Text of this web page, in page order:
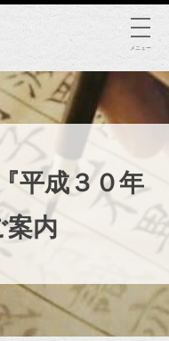
メニュー
平成３０年
内